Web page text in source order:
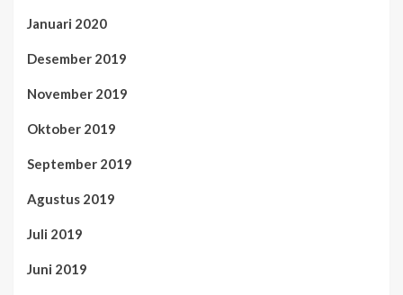
Januari 2020
Desember 2019
November 2019
Oktober 2019
September 2019
Agustus 2019
Juli 2019
Juni 2019